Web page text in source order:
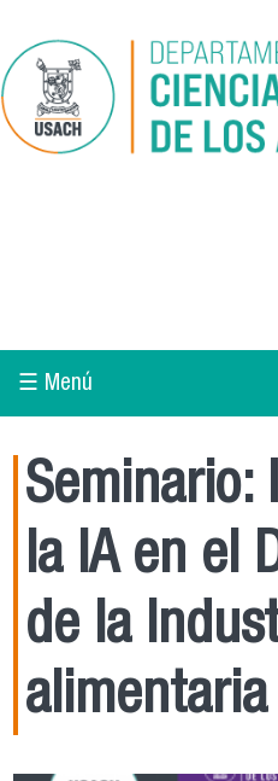
☰ Menú
Seminario:
la IA en el
de la
alimentaria